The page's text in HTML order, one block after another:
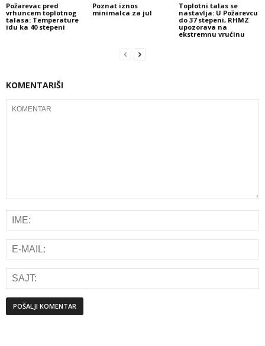
Požarevac pred
vrhuncem toplotnog
talasa: Temperature
idu ka 40 stepeni
Poznat iznos
minimalca za jul
Toplotni talas se
nastavlja: U Požarevcu
do 37 stepeni, RHMZ
upozorava na
ekstremnu vrućinu
KOMENTARIŠI